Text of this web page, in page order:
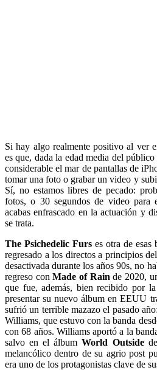
Si hay algo realmente positivo al ver
es que, dada la edad media del
considerable el mar de pantallas de
tomar una foto o grabar un video y
Sí, no estamos libres de pecado:
fotos, o 30 segundos de video para
acabas enfrascado en la actuación y
se trata.
The Psichedelic Furs es otra de esas
regresado a los directos a principios
desactivada durante los años 90s, no
regreso conMade of Rain de 2020,
que fue, además, bien recibido por
presentar su nuevo álbum en EEUU
sufrió un terrible mazazo el pasado
Williams, que estuvo con la banda
con 68 años. Williams aportó a la
salvo en el álbumWorld Outsidede
melancólico dentro de su agrio post
era uno de los protagonistas clave de